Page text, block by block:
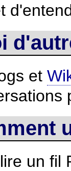
et
un fil